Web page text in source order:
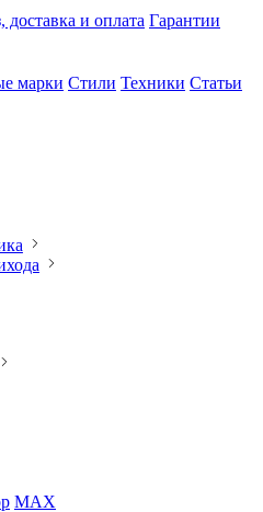
доставка и оплата Гарантии
марки Стили Техники Статьи
MAX